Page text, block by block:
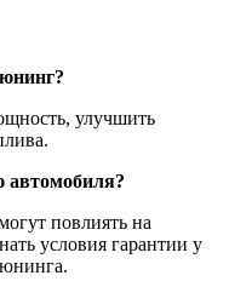
улучшить
автомобиля?
повлиять на
условия гарантии у